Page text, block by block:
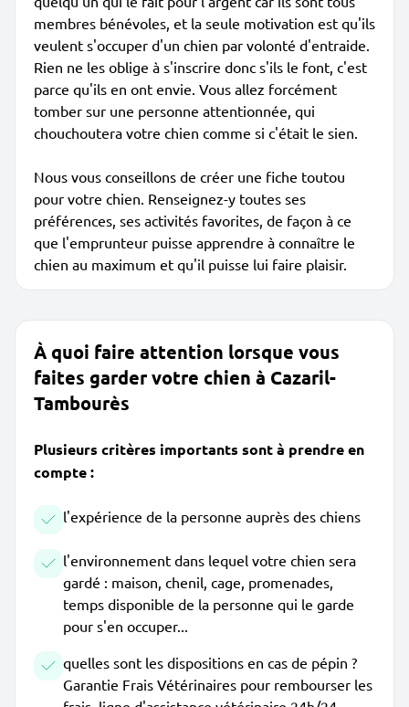
membres bénévoles, et la seule motivation est qu'ils
veulent s'occuper d'un chien par volonté d'entraide.
Rien ne les oblige à s'inscrire donc s'ils le font, c'est
parce qu'ils en ont envie. Vous allez forcément
tomber sur une personne attentionnée, qui
chouchoutera votre chien comme si c'était le sien.
Nous vous conseillons de créer une fiche toutou
pour votre chien. Renseignez-y toutes ses
préférences, ses activités favorites, de façon à ce
que l'emprunteur puisse apprendre à connaître le
chien au maximum et qu'il puisse lui faire plaisir.
À quoi faire attention lorsque vous
faites garder votre chien à Cazaril-
Tambourès
Plusieurs critères importants sont à prendre en
compte :
l'expérience de la personne auprès des chiens
l'environnement dans lequel votre chien sera
gardé : maison, chenil, cage, promenades,
temps disponible de la personne qui le garde
pour s'en occuper...
quelles sont les dispositions en cas de pépin ?
Garantie Frais Vétérinaires pour rembourser les